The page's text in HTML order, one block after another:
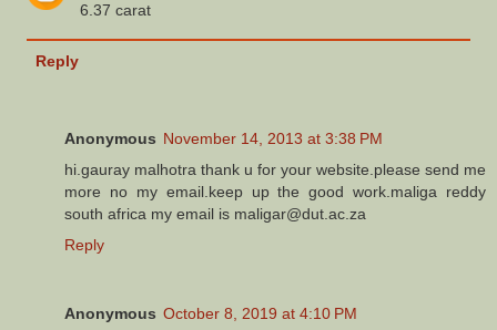
6.37 carat
Reply
Anonymous November 14, 2013 at 3:38 PM
hi.gauray malhotra thank u for your website.please send me
more no my email.keep up the good work.maliga reddy
south africa my email is maligar@dut.ac.za
Reply
Anonymous October 8, 2019 at 4:10 PM